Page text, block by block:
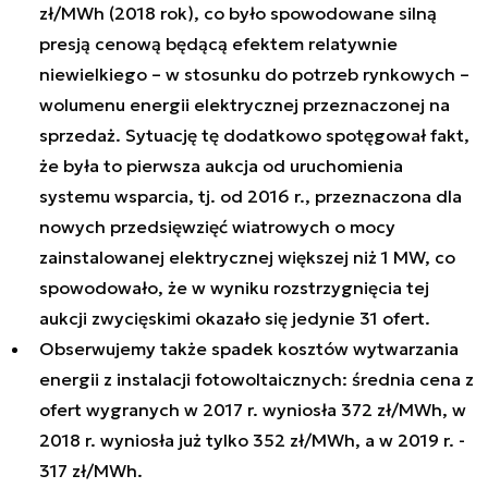
zł/MWh (2018 rok), co było spowodowane silną
presją cenową będącą efektem relatywnie
niewielkiego – w stosunku do potrzeb rynkowych –
wolumenu energii elektrycznej przeznaczonej na
sprzedaż. Sytuację tę dodatkowo spotęgował fakt,
że była to pierwsza aukcja od uruchomienia
systemu wsparcia, tj. od 2016 r., przeznaczona dla
nowych przedsięwzięć wiatrowych o mocy
zainstalowanej elektrycznej większej niż 1 MW, co
spowodowało, że w wyniku rozstrzygnięcia tej
aukcji zwycięskimi okazało się jedynie 31 ofert.
Obserwujemy także spadek kosztów wytwarzania
energii z instalacji fotowoltaicznych: średnia cena z
ofert wygranych w 2017 r. wyniosła 372 zł/MWh, w
2018 r. wyniosła już tylko 352 zł/MWh, a w 2019 r. -
317 zł/MWh.